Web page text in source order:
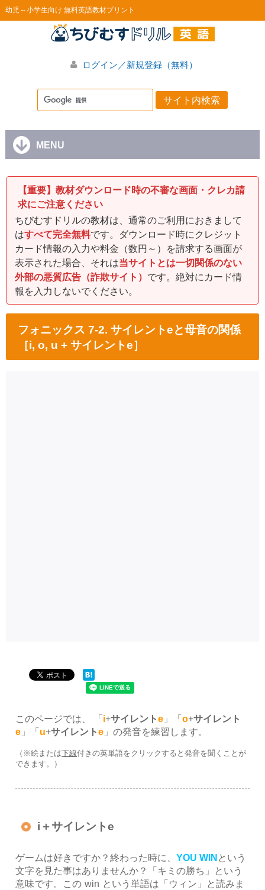
幼児～小学生向け 無料英語教材プリント
ログイン／新規登録（無料）
MENU
【重要】教材ダウンロード時の不審な画面・クレカ請
求にご注意ください
ちびむすドリルの教材は、通常のご利用におきまして
はすべて完全無料です。ダウンロード時にクレジット
カード情報の入力や料金（数円～）を請求する画面が
表示された場合、それは当サイトとは一切関係のない
外部の悪質広告（詐欺サイト） です。絶対にカード情
報を入力しないでください。
フォニックス 7-2. サイレントeと母音の関係
［i, o, u + サイレントe］
このページでは、 「i+サイレントe 」「o+サイレント
e 」「u+サイレントe 」の発音を練習します。
（※絵または下線付きの英単語をクリックすると発音を聞くことが
できます。）
i＋サイレントe
ゲームは好きですか？終わった時に、YOU WIN という
文字を見た事はありませんか？「キミの勝ち」という
意味です。この win という単語は「ウィン」と読みま